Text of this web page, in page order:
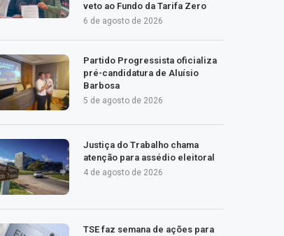
veto ao Fundo da Tarifa Zero
6 de agosto de 2026
Partido Progressista oficializa
pré-candidatura de Aluísio
Barbosa
5 de agosto de 2026
Justiça do Trabalho chama
atenção para assédio eleitoral
4 de agosto de 2026
TSE faz semana de ações para